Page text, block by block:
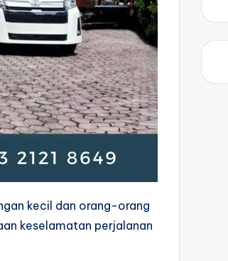
kecil dan orang-orang
keselamatan perjalanan